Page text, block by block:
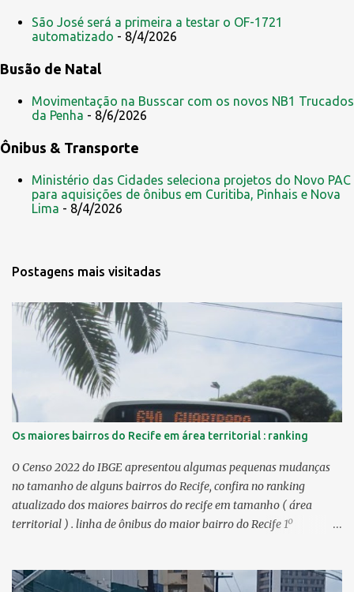
São José será a primeira a testar o OF-1721
automatizado - 8/4/2026
Busão de Natal
Movimentação na Busscar com os novos NB1 Trucados
da Penha - 8/6/2026
Ônibus & Transporte
Ministério das Cidades seleciona projetos do Novo PAC
para aquisições de ônibus em Curitiba, Pinhais e Nova
Lima - 8/4/2026
Postagens mais visitadas
Os maiores bairros do Recife em área territorial : ranking
O Censo 2022 do IBGE apresentou algumas pequenas mudanças
no tamanho de alguns bairros do Recife, confira no ranking
atualizado dos maiores bairros do recife em tamanho ( área
territorial ) . linha de ônibus do maior bairro do Recife 1º
Curado 7,98 km² 5º Boa Viagem 7,76 km² > no Censo 2010 : 7,53